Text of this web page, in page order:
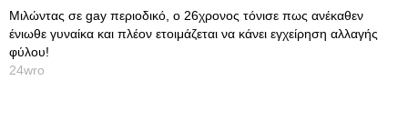
Μιλώντας σε gay περιοδικό, ο 26χρονος τόνισε πως ανέκαθεν
ένιωθε γυναίκα και πλέον ετοιμάζεται να κάνει εγχείρηση αλλαγής
φύλου!
24wro